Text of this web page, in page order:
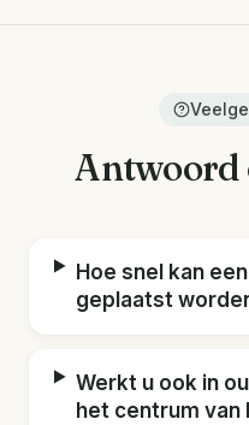
Antwoord
Hoe snel kan
geplaatst
Werkt u ook in
het centrum van